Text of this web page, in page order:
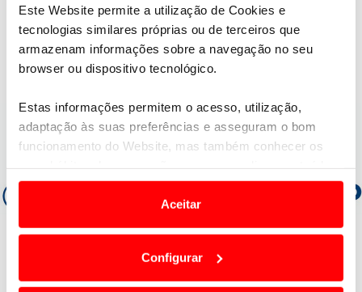
Este Website permite a utilização de Cookies e
tecnologias similares próprias ou de terceiros que
armazenam informações sobre a navegação no seu
browser ou dispositivo tecnológico.
Estas informações permitem o acesso, utilização,
adaptação às suas preferências e asseguram o bom
funcionamento do Website, mas também conhecer os
e anúncios de modo a promover produtos e/ou serviços.
Em alguns casos, a utilização destas tecnologias
termos e a todo o tempo as suas preferências e limitando
o acesso a informações durante a navegação no
Aceitar
Configurar
80% dos jovens portugueses tem carta de